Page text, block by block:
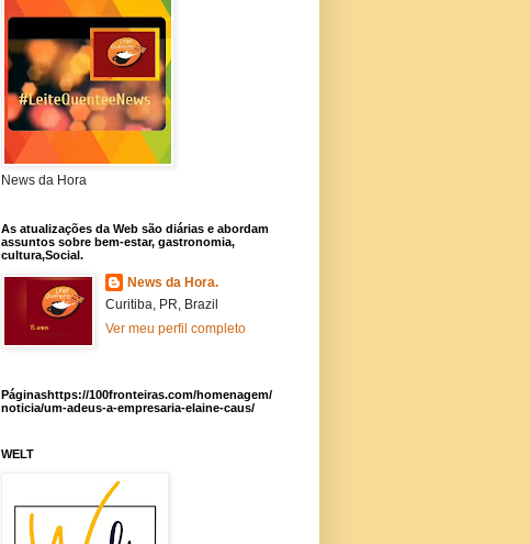
News da Hora
As atualizações da Web são diárias e abordam
assuntos sobre bem-estar, gastronomia,
cultura,Social.
News da Hora.
Curitiba, PR, Brazil
Ver meu perfil completo
Páginashttps://100fronteiras.com/homenagem/
noticia/um-adeus-a-empresaria-elaine-caus/
WELT